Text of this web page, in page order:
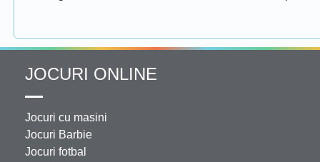
JOCURI ONLINE
Jocuri cu masini
Jocuri Barbie
Jocuri fotbal